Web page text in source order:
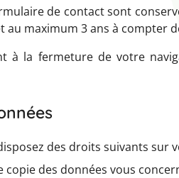
de contact sont
maximum 3 ans à compter
à la fermeture de votre
des droits suivants sur
copie des données vous